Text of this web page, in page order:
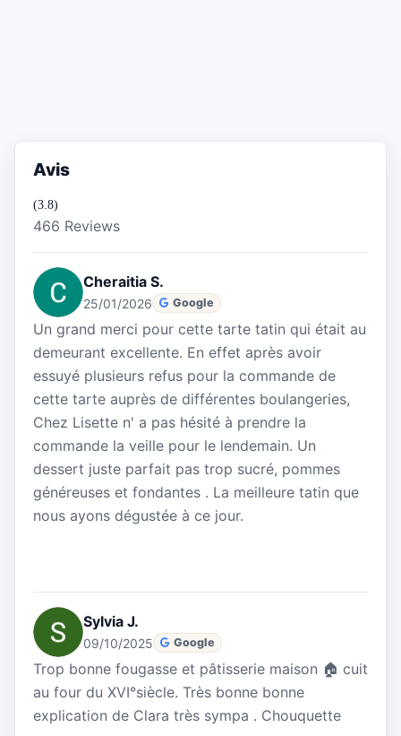
Avis
(3.8)
466 Reviews
Cheraitia S.
25/01/2026 Google
Un grand merci pour cette tarte tatin qui était au
demeurant excellente. En effet après avoir
essuyé plusieurs refus pour la commande de
cette tarte auprès de différentes boulangeries,
Chez Lisette n' a pas hésité à prendre la
commande la veille pour le lendemain. Un
dessert juste parfait pas trop sucré, pommes
généreuses et fondantes . La meilleure tatin que
nous ayons dégustée à ce jour.
Sylvia J.
09/10/2025 Google
Trop bonne fougasse et pâtisserie maison 🏠 cuit
au four du XVI°siècle. Très bonne bonne
explication de Clara très sympa . Chouquette